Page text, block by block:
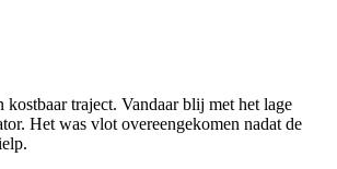
kostbaar traject. Vandaar blij met het lage
Het was vlot overeengekomen nadat de